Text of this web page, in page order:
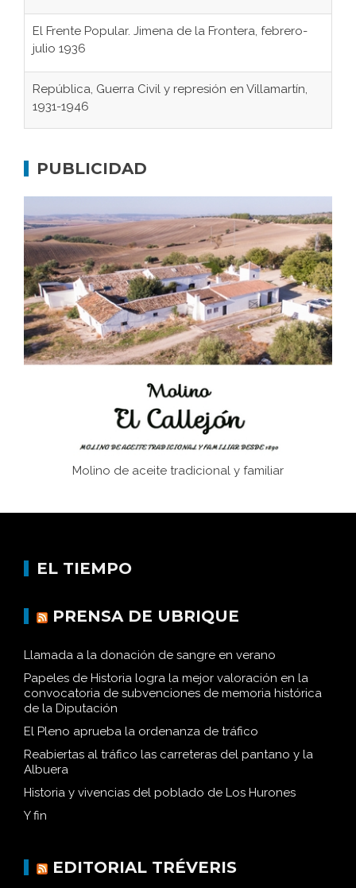
El Frente Popular. Jimena de la Frontera, febrero-
julio 1936
República, Guerra Civil y represión en Villamartín,
1931-1946
concentración nazis
Bornos
El Frente Popular. Ubrique, febrero-julio 1936
Juntar las letras. La alfabetización en el campo: del
afán de saber a la autogestión
Historia y vivencias del poblado de Los Hurones
PUBLICIDAD
Molino de aceite tradicional y familiar
EL TIEMPO
PRENSA DE UBRIQUE
Llamada a la donación de sangre en verano
Papeles de Historia logra la mejor valoración en la
convocatoria de subvenciones de memoria histórica
de la Diputación
El Pleno aprueba la ordenanza de tráfico
Reabiertas al tráfico las carreteras del pantano y la
Albuera
Historia y vivencias del poblado de Los Hurones
Y fin
EDITORIAL TRÉVERIS